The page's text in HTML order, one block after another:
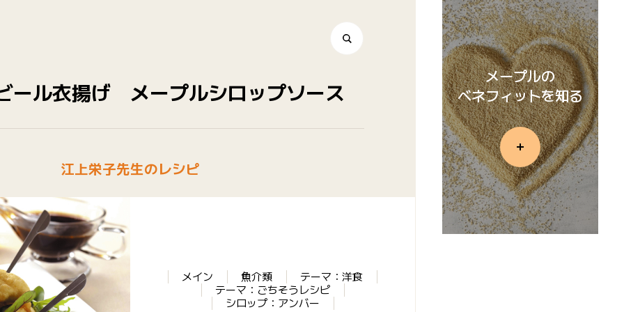
ール衣揚げ メープルシロップソース
江上栄子先生のレシピ
メイン 魚介類
テーマ：洋食
テーマ：ごちそうレシピ
シロップ：アンバー
メープルの
ベネフィットを知る